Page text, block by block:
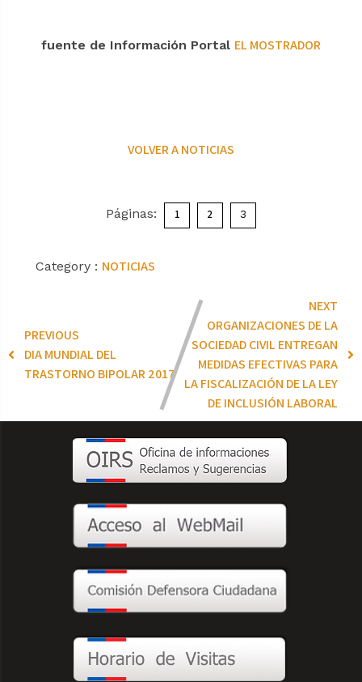
fuente de Información Portal EL MOSTRADOR
VOLVER A NOTICIAS
Páginas: 1 2 3
Category : NOTICIAS
PREVIOUS
DIA MUNDIAL DEL
TRASTORNO BIPOLAR 2017
NEXT
ORGANIZACIONES DE LA
SOCIEDAD CIVIL ENTREGAN
MEDIDAS EFECTIVAS PARA
LA FISCALIZACIÓN DE LA LEY
DE INCLUSIÓN LABORAL